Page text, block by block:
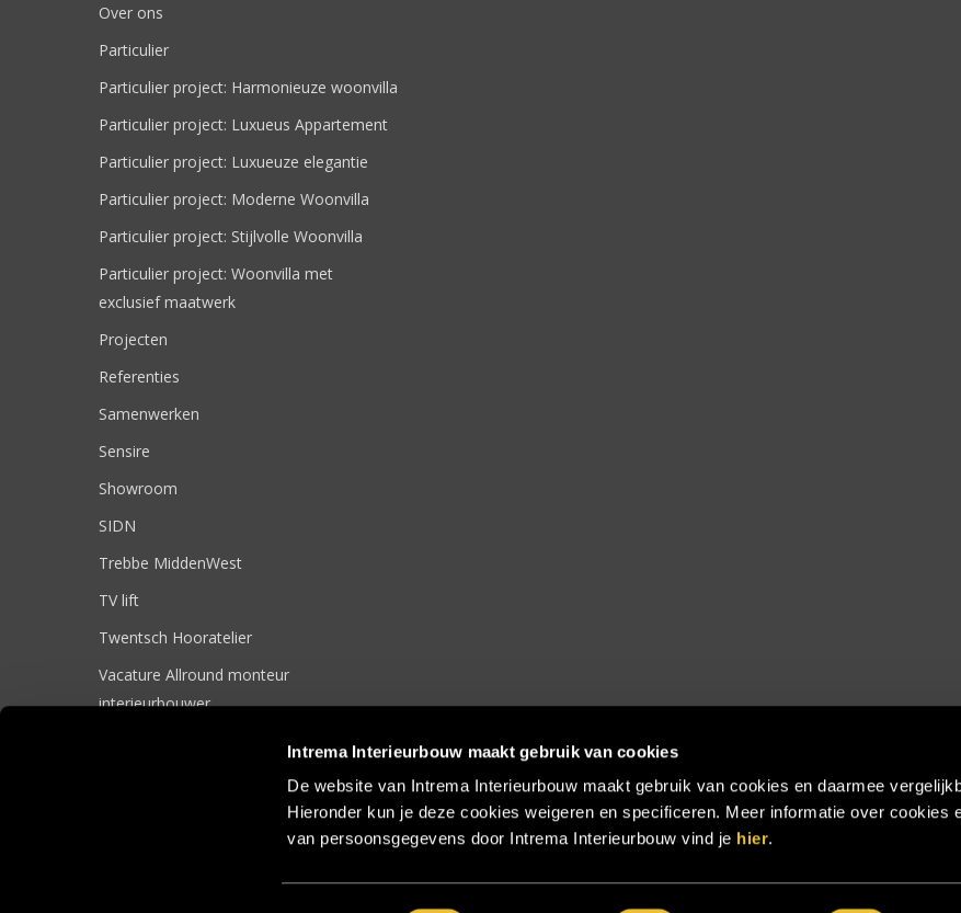
Intrema Interieurbouw maakt gebruik van cookies
De website van Intrema Interieurbouw maakt gebruik van cookies en daarmee
Hieronder kun je deze cookies weigeren en specificeren. Meer informatie over cookies
van persoonsgegevens door Intrema Interieurbouw vind je hier.
Over ons
Particulier
Particulier project: Harmonieuze woonvilla
Particulier project: Luxueus Appartement
Particulier project: Luxueuze elegantie
Particulier project: Moderne Woonvilla
Particulier project: Stijlvolle Woonvilla
Particulier project: Woonvilla met
exclusief maatwerk
Projecten
Referenties
Samenwerken
Sensire
Showroom
SIDN
Trebbe MiddenWest
TV lift
Twentsch Hooratelier
Vacature Allround monteur
interieurbouwer